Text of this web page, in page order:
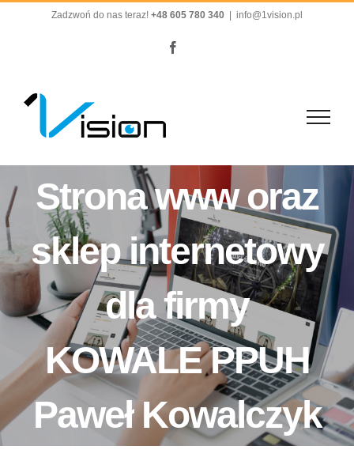
Zadzwoń do nas teraz! +48 605 780 340 info@1vision.pl
Strona www oraz
sklep internetowy
dla firmy
KOWALE PPUH
Paweł Kowalczyk